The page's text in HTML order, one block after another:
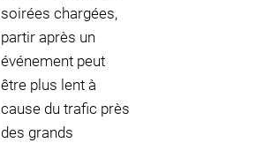
soirées chargées,
partir après un
événement peut
être plus lent à
cause du trafic près
des grands